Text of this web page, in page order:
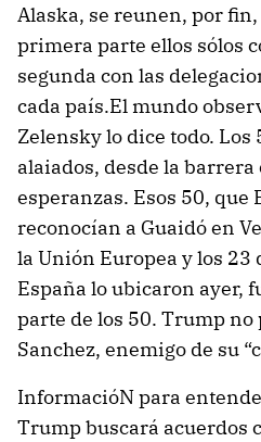
Alaska, se reunen, por
primera parte ellos sólos
segunda con las
cada país.El mundo
Zelensky lo dice todo. Los
alaiados, desde la
esperanzas. Esos 50, que
reconocían a Guaidó en
la Unión Europea y los 23
España lo ubicaron ayer,
parte de los 50. Trump no
Sanchez, enemigo de su
InformacióN para
Trump buscará acuerdos